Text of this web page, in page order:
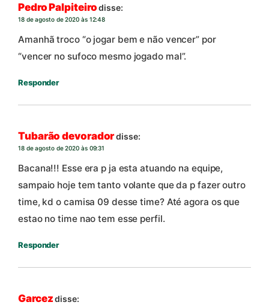
Pedro Palpiteirodisse:
18 de agosto de 2020 às 12:48
Amanhã troco “o jogar bem e não vencer” por
“vencer no sufoco mesmo jogado mal”.
Responder
Tubarão devoradordisse:
18 de agosto de 2020 às 09:31
Bacana!!! Esse era p ja esta atuando na equipe,
sampaio hoje tem tanto volante que da p fazer outro
time, kd o camisa 09 desse time? Até agora os que
estao no time nao tem esse perfil.
Responder
Garcezdisse: